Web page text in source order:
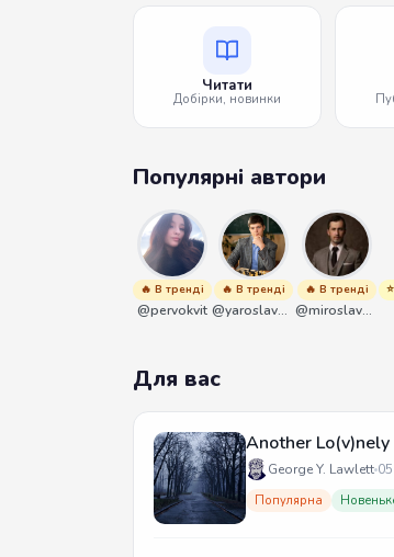
Читати
Добірки, новинки
Популярні автори
🔥 В тренді
@pervokvit
🔥 В тренді
@yaroslavbrunko
🔥 В тренді
@miroslavmaniyk
Для вас
Another Lo(v)nely
George Y. Lawlett
Популярна